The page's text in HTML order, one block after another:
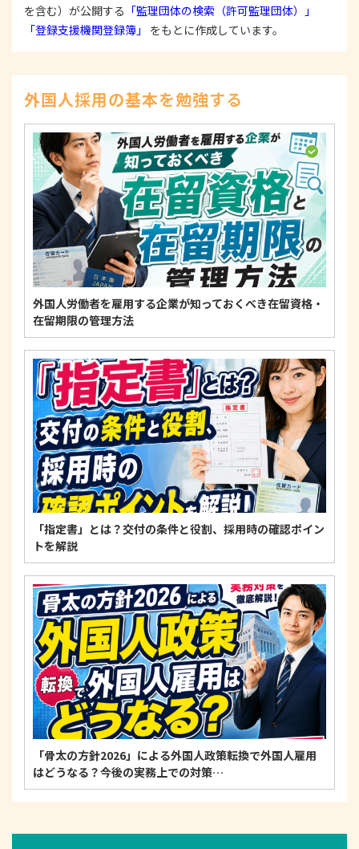
3. 苦情および相談等に対する適正な対応について
本人からの苦情および相談があった場合には、適切
示、訂正、削除、または利用もしくは提供の停止等
を求められたときは、適法かつ遅滞なく応じます。
4. 法令・指針・規範の遵守について
適正な個人情報保護の実現のため、個人情報の取扱
いに関する法令、国が定める指針およびその他の規
範を遵守します。
個人情報に関するお問い合わせ窓口
〒125-0061
東京都葛飾区亀有3-21-11 藍ビル202
TEL：0120-550-580
株式会社 アルフォース･ワン 個人情報保護担当
を含む）が公開する 「監理団体の検索（許可監理団体）」
「登録支援機関登録簿」
をもとに作成しています。
外国人採用の基本を勉強する
外国人労働者を雇用する企業が知っておくべき在留資格・
在留期限の管理方法
「指定書」とは？交付の条件と役割、採用時の確認ポイン
トを解説
「骨太の方針2026」による外国人政策転換で外国人雇用
はどうなる？今後の実務上での対策…